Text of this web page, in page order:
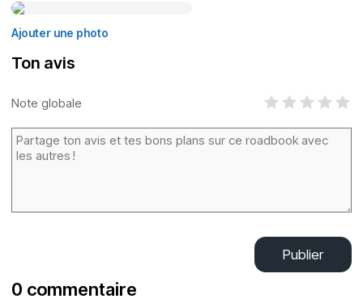
Ajouter une photo
Ton avis
Note globale
Publier
0 commentaire